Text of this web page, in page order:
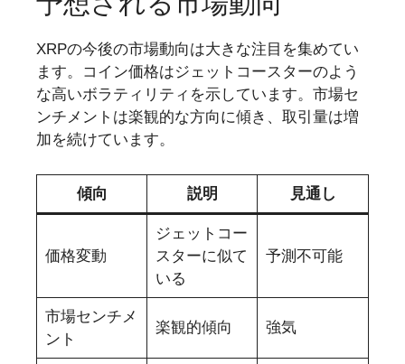
XRPの今後の市場動向は大きな注目を集めてい
ます。コイン価格はジェットコースターのよう
な高いボラティリティを示しています。市場セ
ンチメントは楽観的な方向に傾き、取引量は増
加を続けています。
傾向 説明 見通し
価格変動
ジェットコー
スターに似て
いる
予測不可能
市場センチメ
ント
楽観的傾向 強気